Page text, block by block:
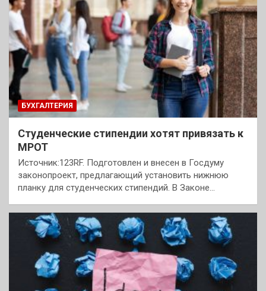
БУХГАЛТЕРИЯ
Студенческие стипендии хотят привязать к
МРОТ
Источник:123RF. Подготовлен и внесен в Госдуму
законопроект, предлагающий установить нижнюю
планку для студенческих стипендий. В Законе…